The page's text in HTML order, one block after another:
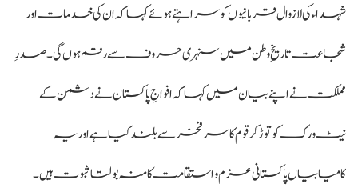
شہداء کی لازوال قربانیوں کو سراہتے ہوئے کہا کہ ان کی خدمات اور
شجاعت تاریخِ وطن میں سنہری حروف سے رقم ہوں گی۔ صدرِ
مملکت نے اپنے بیان میں کہا کہ افواجِ پاکستان نے دشمن کے
نیٹ ورک کو توڑ کر قوم کا سر فخر سے بلند کیا ہے اور یہ
کامیابیاں پاکستانی عزم و استقامت کا منہ بولتا ثبوت ہیں۔